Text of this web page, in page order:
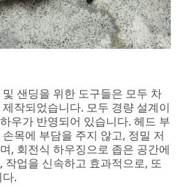
샌딩을 위한 도구들은 모두 차
작되었습니다. 모두 경량 설계이
우가 반영되어 있습니다. 헤드 부
목에 부담을 주지 않고, 정밀 저
, 회전식 하우징으로 좁은 공간에
작업을 신속하고 효과적으로, 또
.